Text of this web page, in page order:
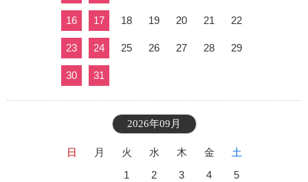
16 17 18 19 20 21 22
23 24 25 26 27 28 29
30 31
2026年09月
日 月 火 水 木 金
土
1
2 3 4 5